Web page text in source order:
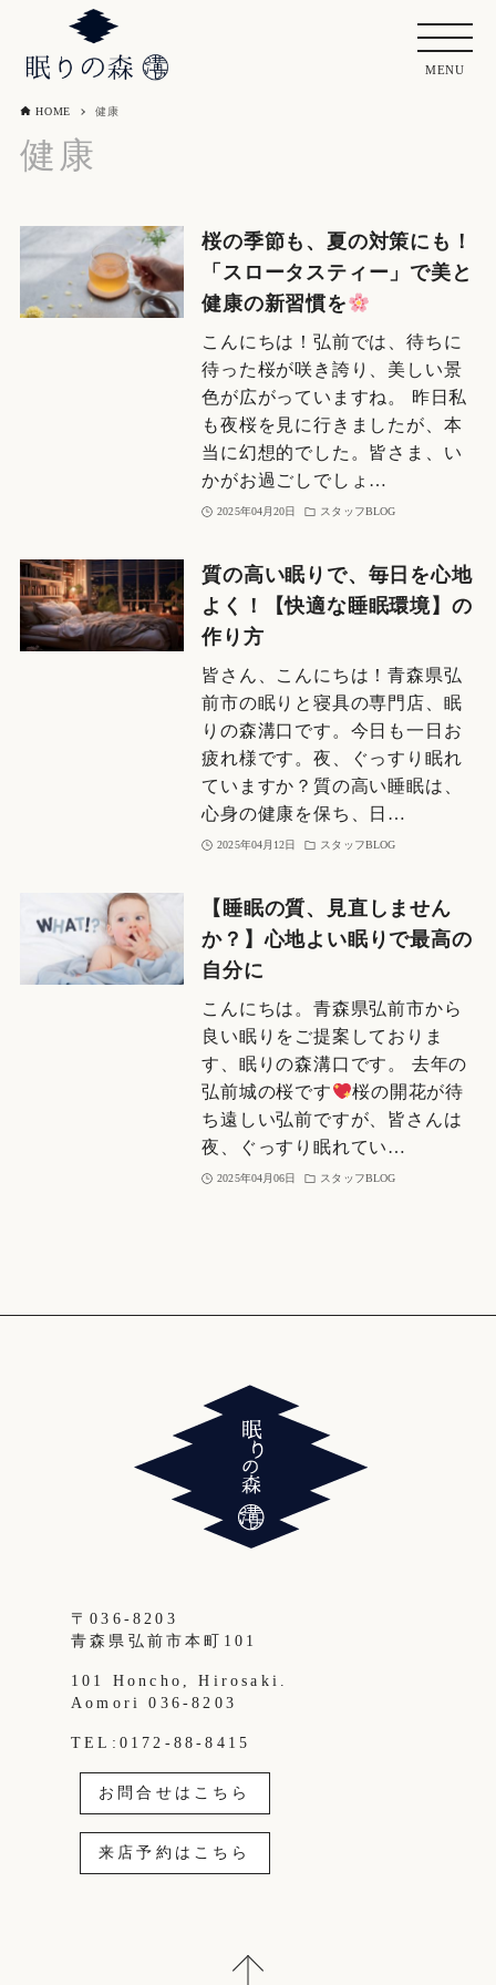
HOME 健康
健康
桜の季節も、夏の対策にも！
「スロータスティー」で美と
健康の新習慣を
こんにちは！弘前では、待ちに
待った桜が咲き誇り、美しい景
色が広がっていますね。 昨日私
も夜桜を見に行きましたが、本
当に幻想的でした。皆さま、い
かがお過ごしでしょ…
2025年04月20日 スタッフBLOG
質の高い眠りで、毎日を心地
よく！【快適な睡眠環境】の
作り方
皆さん、こんにちは！青森県弘
前市の眠りと寝具の専門店、眠
りの森溝口です。今日も一日お
疲れ様です。夜、ぐっすり眠れ
ていますか？質の高い睡眠は、
心身の健康を保ち、日…
2025年04月12日 スタッフBLOG
【睡眠の質、見直しません
か？】心地よい眠りで最高の
自分に
こんにちは。青森県弘前市から
良い眠りをご提案しておりま
す、眠りの森溝口です。 去年の
弘前城の桜です
桜の開花が待
ち遠しい弘前ですが、皆さんは
夜、ぐっすり眠れてい…
2025年04月06日 スタッフBLOG
〒036-8203
青森県弘前市本町101
101 Honcho, Hirosaki.
Aomori 036-8203
TEL:0172-88-8415
お問合せはこちら
来店予約はこちら